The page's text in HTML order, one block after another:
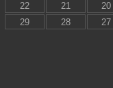
20
21
22
27
28
29